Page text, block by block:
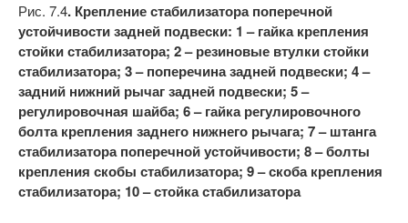
Рис. 7.4. Крепление стабилизатора поперечной
устойчивости задней подвески: 1 – гайка крепления
стойки стабилизатора; 2 – резиновые втулки стойки
стабилизатора; 3 – поперечина задней подвески; 4 –
задний нижний рычаг задней подвески; 5 –
регулировочная шайба; 6 – гайка регулировочного
болта крепления заднего нижнего рычага; 7 – штанга
стабилизатора поперечной устойчивости; 8 – болты
крепления скобы стабилизатора; 9 – скоба крепления
стабилизатора; 10 – стойка стабилизатора